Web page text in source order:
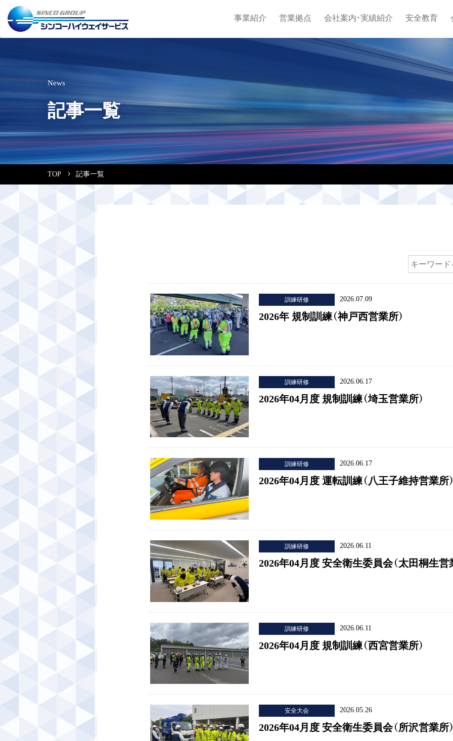
事業紹介 営業拠点 会社案内・実績紹介 安全教育
News
記事一覧
TOP 記事一覧
訓練研修 2026.07.09
2026年 規制訓練（神戸西営業所）
訓練研修 2026.06.17
2026年04月度 規制訓練（埼玉営業所）
訓練研修 2026.06.17
2026年04月度 運転訓練（八王子維持営業所
訓練研修 2026.06.11
2026年04月度 安全衛生委員会（太田桐生営
訓練研修 2026.06.11
2026年04月度 規制訓練（西宮営業所）
安全大会 2026.05.26
2026年04月度 安全衛生委員会（所沢営業所